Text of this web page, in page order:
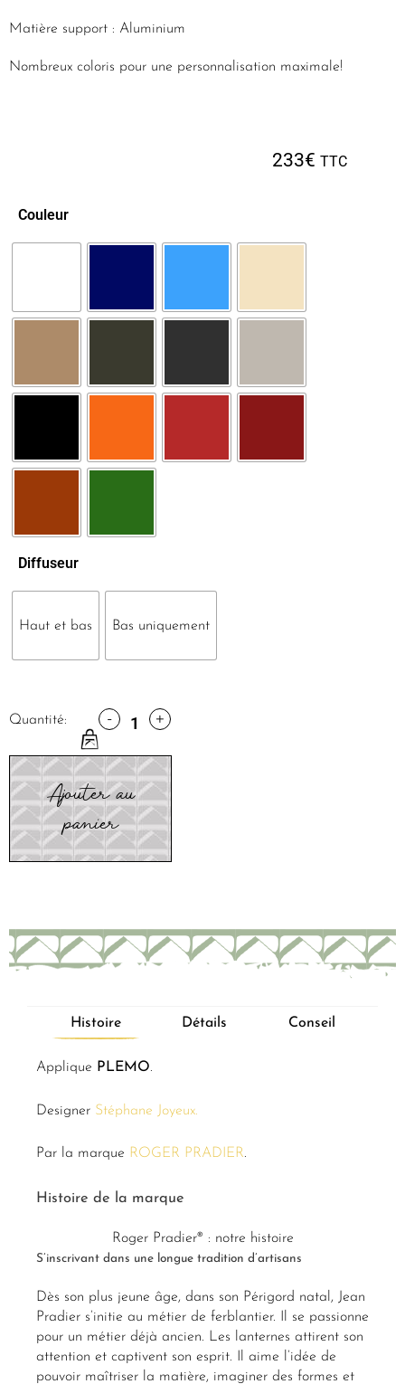
Matière support : Aluminium
Nombreux coloris pour une personnalisation maximale!
233€ TTC
Couleur
Diffuseur
Haut et bas Bas uniquement
Quantité: - +
Ajouter au
panier
Histoire Détails Conseil
Applique PLEMO.
Designer Stéphane Joyeux.
Par la marque ROGER PRADIER.
Histoire de la marque
Roger Pradier® : notre histoire
S’inscrivant dans une longue tradition d’artisans
Dès son plus jeune âge, dans son Périgord natal, Jean
Pradier s’initie au métier de ferblantier. Il se passionne
pour un métier déjà ancien. Les lanternes attirent son
attention et captivent son esprit. Il aime l’idée de
pouvoir maîtriser la matière, imaginer des formes et